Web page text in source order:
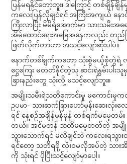
ပြန်မရနိုင်တော့ဘူး၊ ဒါကြောင့် တစ်ချိန်ချိ
ကလေးပြန်လိုချင်ရင် အကြီးအကျယ်
ကြီးလာပြီး မိမိရဲ့အောက်မှာ သားသမီးအ
အိမ်ထောင်ရေးအခြေအနေကလည်း တည်င
ဖြတ်လိုက်တာဟာ အသင့်လျော်ဆုံးပါပဲ။
နောက်တစ််ချက်ကတော့ သုံးစွဲမယ့်စုံတွဲရဲ့
ငွေကြေး မတတ်နိုင်တဲ့သူ ဆင်းရဲနွမ်းပါး
ခြားနည်းတွေ သုံးလို့ မသင့်လျော်ဘူး။
အမျိုးသမီးရဲ့သတိကောင်းမှု မကောင်းမှု
ဥပမာ- သားဆက်ခြားဟော်မုန်းဆေး
ရင် နေ့စဉ်အချိန်မှန်မှန် တစ်ရက်မမေ့တ
တယ်။ အင်မတန် သတိမမေ့တတ်တဲ့ အမျိုး
သွားသောက်ရင် မလိုချင်ဘဲ ကလေးရ
ရင်တော့ သတိရဖို့ လုံးဝမလိုအပ်တဲ့ သား
ကို သုံးရင် ပိုပြီးသင့်လျော်မှာပေါ့။